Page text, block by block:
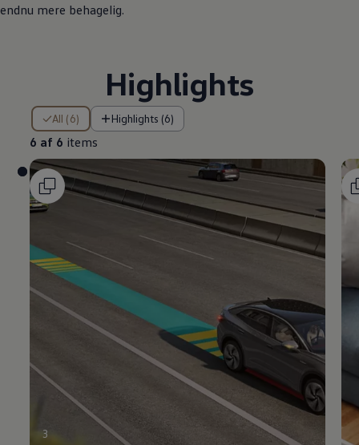
endnu mere behagelig.
Highlights
All (6) Highlights (6)
6 af 6 items
6 af 6 items
3